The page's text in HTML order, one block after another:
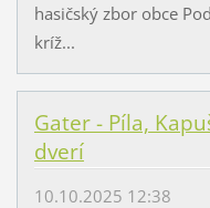
hasičský zbor obce
kríž...
Gater - Píla,
dverí
10.10.2025 12:38